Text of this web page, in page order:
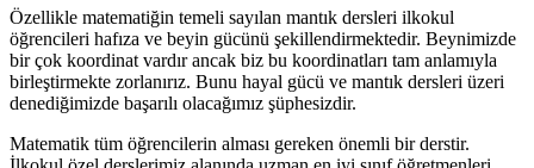
Özellikle matematiğin temeli sayılan mantık dersleri ilkokul
öğrencileri hafıza ve beyin gücünü şekillendirmektedir. Beynimizde
bir çok koordinat vardır ancak biz bu koordinatları tam anlamıyla
birleştirmekte zorlanırız. Bunu hayal gücü ve mantık dersleri üzeri
denediğimizde başarılı olacağımız şüphesizdir.
Matematik tüm öğrencilerin alması gereken önemli bir derstir.